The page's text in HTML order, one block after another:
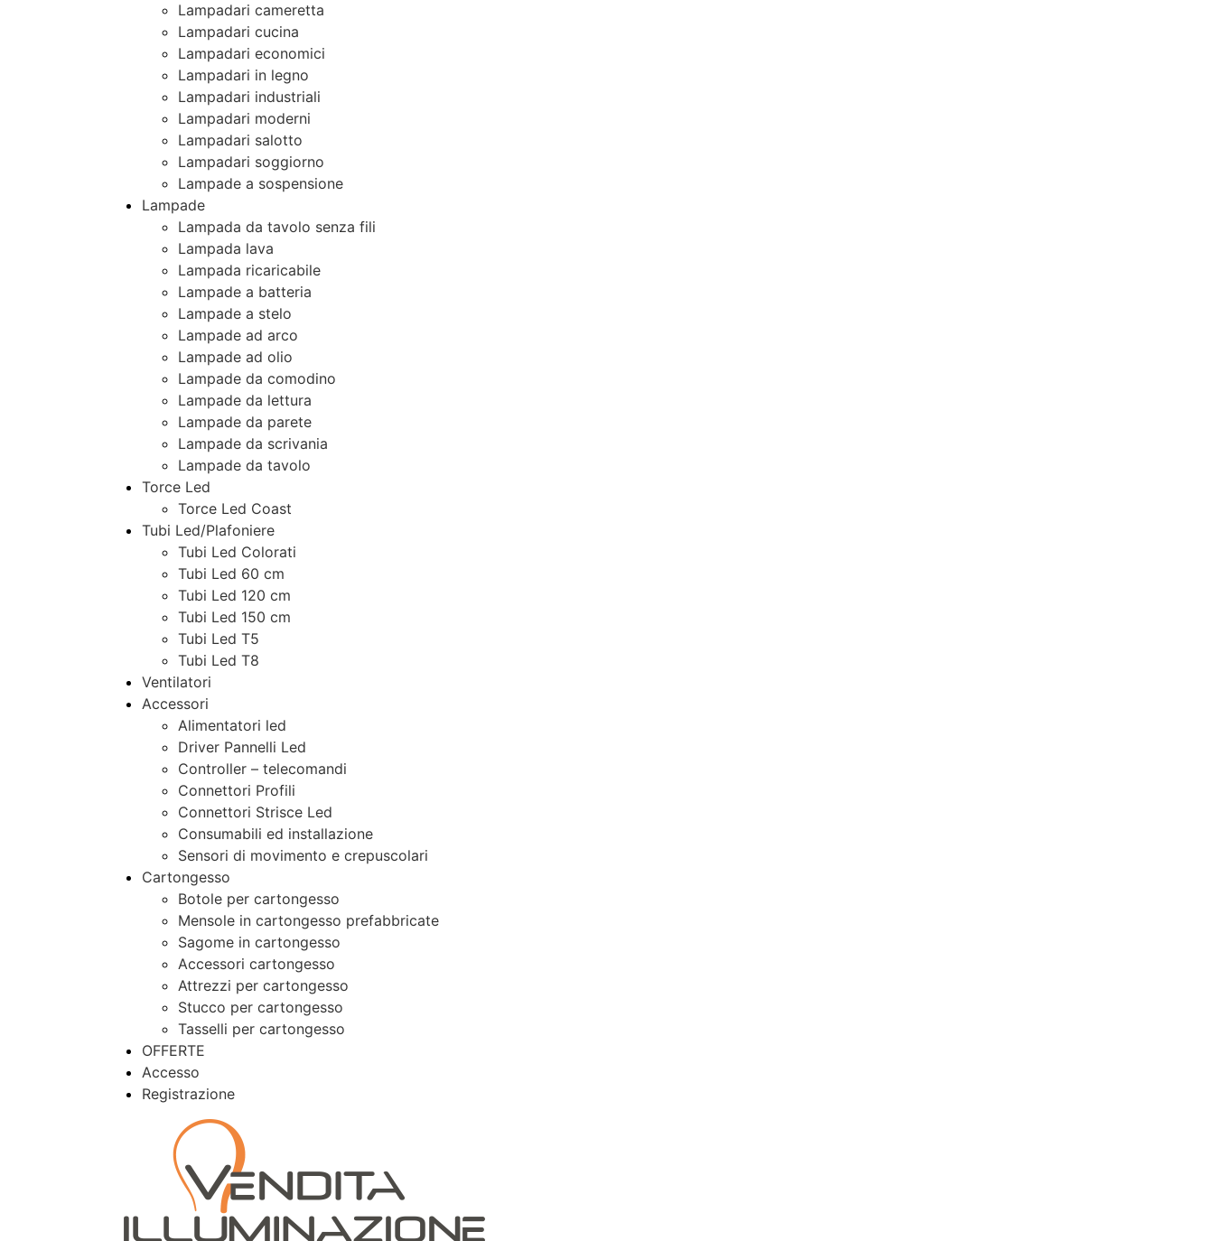
Lampadari cameretta
Lampadari cucina
Lampadari economici
Lampadari in legno
Lampadari industriali
Lampadari moderni
Lampadari salotto
Lampadari soggiorno
Lampade a sospensione
Lampade
Lampada da tavolo senza fili
Lampada lava
Lampada ricaricabile
Lampade a batteria
Lampade a stelo
Lampade ad arco
Lampade ad olio
Lampade da comodino
Lampade da lettura
Lampade da parete
Lampade da scrivania
Lampade da tavolo
Torce Led
Torce Led Coast
Tubi Led/Plafoniere
Tubi Led Colorati
Tubi Led 60 cm
Tubi Led 120 cm
Tubi Led 150 cm
Tubi Led T5
Tubi Led T8
Ventilatori
Accessori
Alimentatori led
Driver Pannelli Led
Controller – telecomandi
Connettori Profili
Connettori Strisce Led
Consumabili ed installazione
Sensori di movimento e crepuscolari
Cartongesso
Botole per cartongesso
Mensole in cartongesso prefabbricate
Sagome in cartongesso
Accessori cartongesso
Attrezzi per cartongesso
Stucco per cartongesso
Tasselli per cartongesso
OFFERTE
Accesso
Registrazione